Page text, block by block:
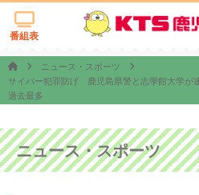
番組表
ニュース・スポーツ
サイバー犯罪防げ 鹿児島県警と志學館大学
過去最多
ニュース・スポーツ